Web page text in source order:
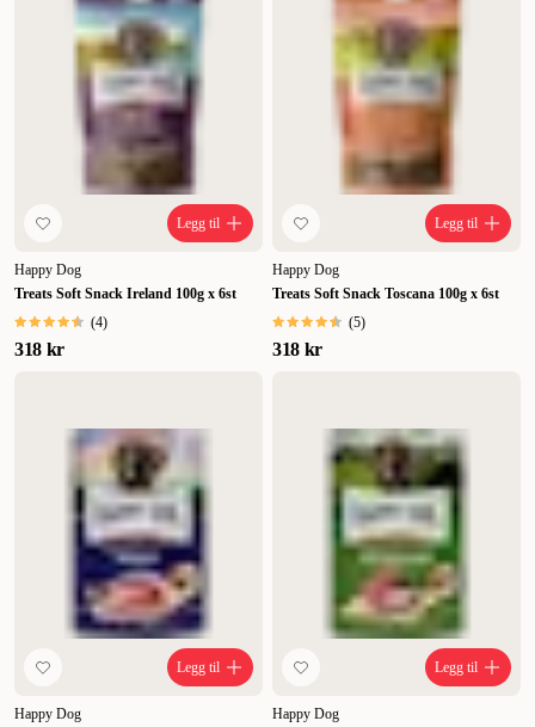
Legg til
Happy Dog
Treats Soft Snack Ireland 100g x 6st
(4)
318 kr
Legg til
Happy Dog
Treats Soft Snack Toscana 100g x 6st
(5)
318 kr
Legg til
Happy Dog
Legg til
Happy Dog